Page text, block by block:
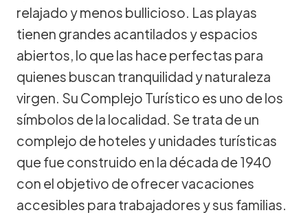
relajado y menos bullicioso. Las playas
tienen grandes acantilados y espacios
abiertos, lo que las hace perfectas para
quienes buscan tranquilidad y naturaleza
virgen. Su Complejo Turístico es uno de los
símbolos de la localidad. Se trata de un
complejo de hoteles y unidades turísticas
que fue construido en la década de 1940
con el objetivo de ofrecer vacaciones
accesibles para trabajadores y sus familias.